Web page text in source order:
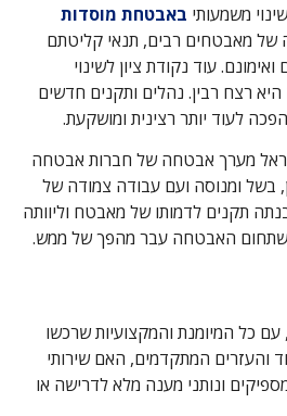
משמעותי באבטחת מוסדות
מאבטחים רבים, תנאי קליטתם
עוד נקודת ציון לשינוי
רצח רבין. נהלים ותקנים חדשים
לעוד יותר רצינית ומושקעת.
מערך אבטחה של חברות אבטחה
בשל ומנוסה ועם עבודה צמודה של
תקנים לדמותו של מאבטח וליוותה
שתחום האבטחה עבר מהפך של ממש.
כל המיומנת והמקצועיות שרכשו
והעזרים המתקדמים, האם שירותי
ונותני מענה מלא לדרישה או